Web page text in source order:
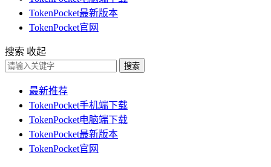
TokenPocket最新版本
TokenPocket官网
搜索 收起
搜索
最新推荐
TokenPocket手机端下载
TokenPocket电脑端下载
TokenPocket最新版本
TokenPocket官网